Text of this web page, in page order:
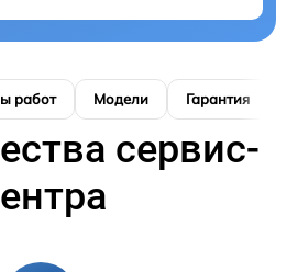
работ Модели Гарантия
сервис-